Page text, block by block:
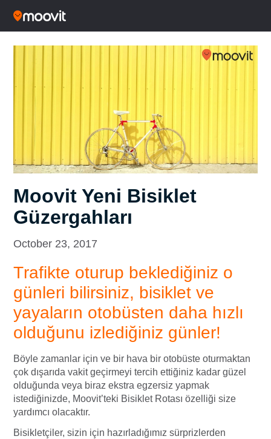
Moovit Yeni Bisiklet
Güzergahları
October 23, 2017
Trafikte oturup beklediğiniz o
günleri bilirsiniz, bisiklet ve
yayaların otobüsten daha hızlı
olduğunu izlediğiniz günler!
Böyle zamanlar için ve bir hava bir otobüste oturmaktan
çok dışarıda vakit geçirmeyi tercih ettiğiniz kadar güzel
olduğunda veya biraz ekstra egzersiz yapmak
istediğinizde, Moovit’teki Bisiklet Rotası özelliği size
yardımcı olacaktır.
Bisikletçiler, sizin için hazırladığımız sürprizlerden